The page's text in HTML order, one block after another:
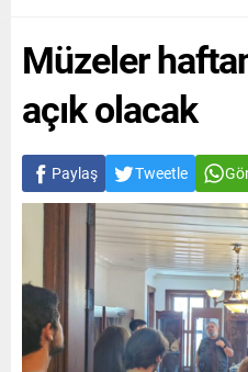
Müzeler
açık olacak
Paylaş Tweetle